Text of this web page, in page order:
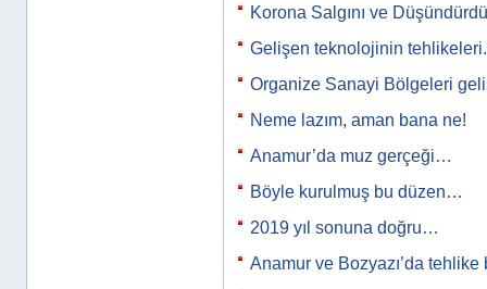
Korona Salgını ve
Gelişen teknolojinin
Organize Sanayi Bölgeleri
Neme lazım, aman bana ne!
Anamur’da muz gerçeği…
Böyle kurulmuş bu düzen…
2019 yıl sonuna doğru…
Anamur ve Bozyazı’da